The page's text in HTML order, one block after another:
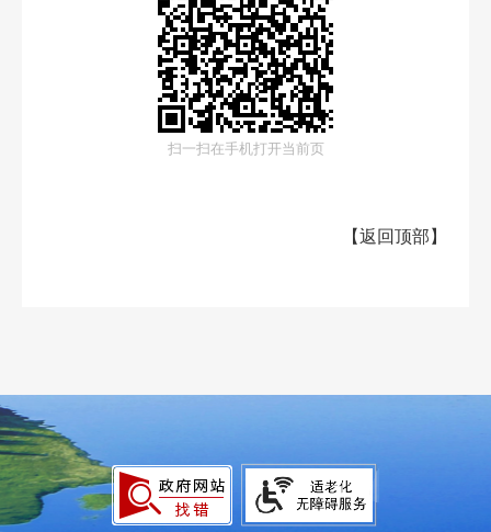
扫一扫在手机打开当前页
【返回顶部 】